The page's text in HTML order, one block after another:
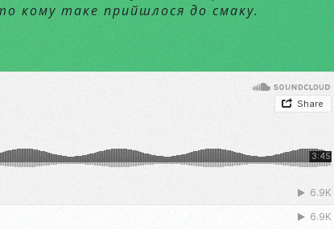
кому таке прийшлося до смаку.